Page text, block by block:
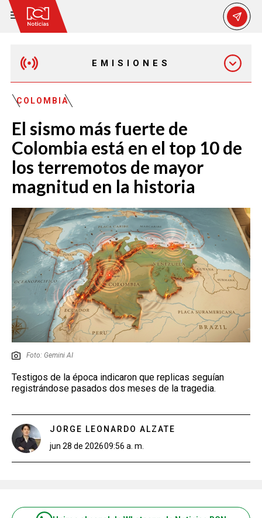
EMISIONES
EMISIÓN 12:30 PM
EMISIÓN 7:00 PM
EMISIÓN 11:30 PM
COLOMBIA
El sismo más fuerte de
Colombia está en el top 10 de
los terremotos de mayor
magnitud en la historia
Foto: Gemini AI
Testigos de la época indicaron que replicas seguían
registrándose pasados dos meses de la tragedia.
JORGE LEONARDO ALZATE
jun 28 de 202609:56 a. m.